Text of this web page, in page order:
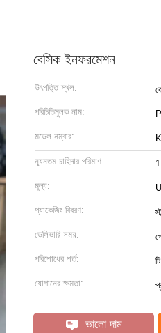
বেসিক ইনফরমেশন
উৎপত্তি স্থল:
পরিচিতিমুলক নাম:
মডেল নম্বার:
ন্যূনতম চাহিদার পরিমাণ: 1
মূল্য:
প্যাকেজিং বিবরণ:
ডেলিভারি সময়:
পরিশোধের শর্ত:
যোগানের ক্ষমতা:
ভালো দাম